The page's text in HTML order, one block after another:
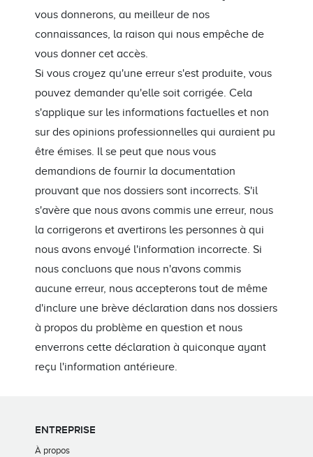
vous donnerons, au meilleur de nos
connaissances, la raison qui nous empêche de
vous donner cet accès.
Si vous croyez qu'une erreur s'est produite, vous
pouvez demander qu'elle soit corrigée. Cela
s'applique sur les informations factuelles et non
sur des opinions professionnelles qui auraient pu
être émises. Il se peut que nous vous
demandions de fournir la documentation
prouvant que nos dossiers sont incorrects. S'il
s'avère que nous avons commis une erreur, nous
la corrigerons et avertirons les personnes à qui
nous avons envoyé l'information incorrecte. Si
nous concluons que nous n'avons commis
aucune erreur, nous accepterons tout de même
d'inclure une brève déclaration dans nos dossiers
à propos du problème en question et nous
enverrons cette déclaration à quiconque ayant
reçu l'information antérieure.
ENTREPRISE
À propos